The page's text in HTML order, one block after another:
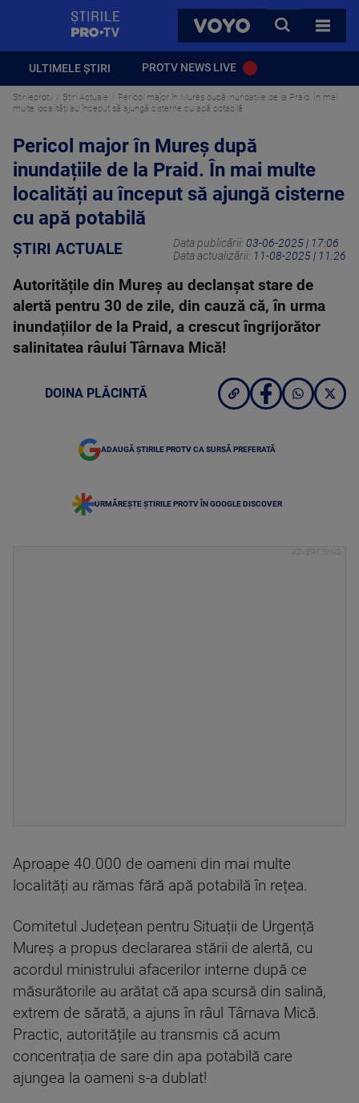
VOYO
CAUTA
TOATE
ULTIMELE ȘTIRI PROTV NEWS LIVE
Stirileprotv Știri Actuale
Pericol major în Mureș după inundațiile de la Praid. În mai
multe localități au început să ajungă cisterne cu apă potabilă
Pericol major în Mureș după
inundațiile de la Praid. În mai multe
localități au început să ajungă cisterne
cu apă potabilă
ȘTIRI ACTUALE Data publicării: 03-06-2025 | 17:06
Data actualizării: 11-08-2025 | 11:26
Autoritățile din Mureș au declanșat stare de
alertă pentru 30 de zile, din cauză că, în urma
inundațiilor de la Praid, a crescut îngrijorător
salinitatea râului Târnava Mică!
DOINA PLĂCINTĂ
ADAUGĂ ȘTIRILE PROTV CA SURSĂ PREFERATĂ
URMĂREȘTE ȘTIRILE PROTV ÎN GOOGLE DISCOVER
Aproape 40.000 de oameni din mai multe
localități au rămas fără apă potabilă în rețea.
Comitetul Județean pentru Situații de Urgență
Mureș a propus declararea stării de alertă, cu
acordul ministrului afacerilor interne după ce
măsurătorile au arătat că apa scursă din salină,
extrem de sărată, a ajuns în râul Târnava Mică.
Practic, autoritățile au transmis că acum
concentrația de sare din apa potabilă care
ajungea la oameni s-a dublat!